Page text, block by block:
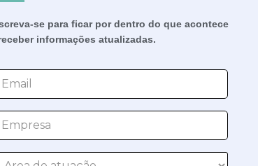
se para ficar por dentro do que acontece
informações atualizadas.